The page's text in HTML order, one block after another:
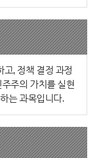
고, 정책 결정 과정
주의 가치를 실현
는 과목입니다.